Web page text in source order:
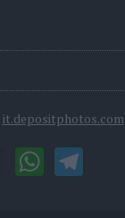
it.depositphotos.com